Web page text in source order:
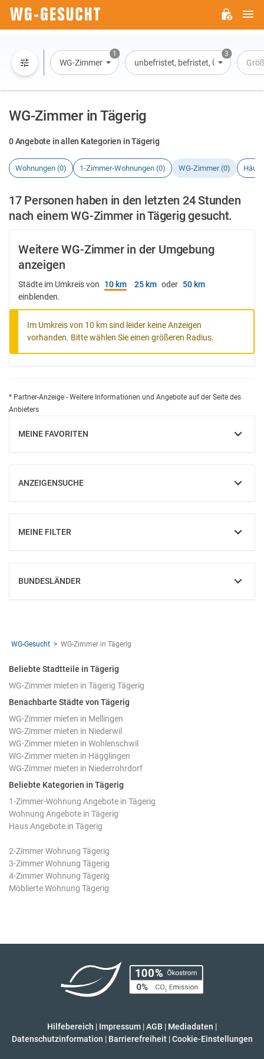
1
WG-Zimmer
3
unbefristet, befristet, Übernachtung
WG-Zimmer in Tägerig
0 Angebote in allen Kategorien in Tägerig
Wohnungen (0) 1-Zimmer-Wohnungen (0) WG-Zimmer (0)
17 Personen haben in den letzten 24 Stunden
nach einem WG-Zimmer in Tägerig gesucht.
Weitere WG-Zimmer in der Umgebung
anzeigen
Städte im Umkreis von 10 km 25 km oder 50 km
einblenden.
Im Umkreis von 10 km sind leider keine Anzeigen
vorhanden. Bitte wählen Sie einen größeren Radius.
* Partner-Anzeige - Weitere Informationen und Angebote auf der Seite des
Anbieters
MEINE FAVORITEN
EINBLENDEN
ANZEIGENSUCHE
EINBLENDEN
MEINE FILTER
EINBLENDEN
BUNDESLÄNDER
EINBLENDEN
WG-Gesucht WG-Zimmer in Tägerig
Beliebte Stadtteile in Tägerig
WG-Zimmer mieten in Tägerig Tägerig
Benachbarte Städte von Tägerig
WG-Zimmer mieten in Mellingen
WG-Zimmer mieten in Niederwil
WG-Zimmer mieten in Wohlenschwil
WG-Zimmer mieten in Hägglingen
WG-Zimmer mieten in Niederrohrdorf
Beliebte Kategorien in Tägerig
1-Zimmer-Wohnung Angebote in Tägerig
Wohnung Angebote in Tägerig
Haus Angebote in Tägerig
2-Zimmer Wohnung Tägerig
3-Zimmer Wohnung Tägerig
4-Zimmer Wohnung Tägerig
Möblierte Wohnung Tägerig
Hilfebereich | Impressum |AGB | Mediadaten |
Datenschutzinformation | Barrierefreiheit | Cookie-Einstellungen